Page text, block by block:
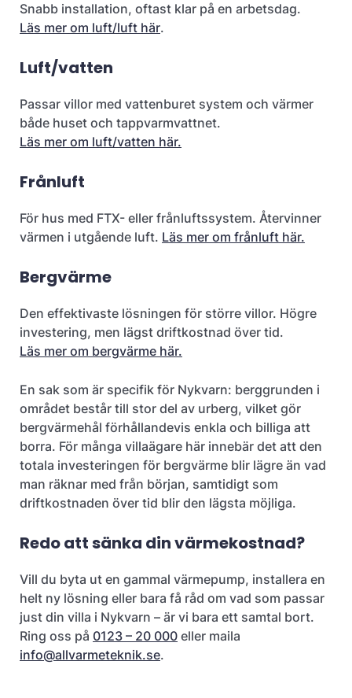
Snabb installation, oftast klar på en arbetsdag.
Läs mer om luft/luft här.
Luft/vatten
Passar villor med vattenburet system och värmer
både huset och tappvarmvattnet.
Läs mer om luft/vatten här.
Frånluft
För hus med FTX- eller frånluftssystem. Återvinner
värmen i utgående luft. Läs mer om frånluft här.
Bergvärme
Den effektivaste lösningen för större villor. Högre
investering, men lägst driftkostnad över tid.
Läs mer om bergvärme här.
En sak som är specifik för Nykvarn: berggrunden i
området består till stor del av urberg, vilket gör
bergvärmehål förhållandevis enkla och billiga att
borra. För många villaägare här innebär det att den
totala investeringen för bergvärme blir lägre än vad
man räknar med från början, samtidigt som
driftkostnaden över tid blir den lägsta möjliga.
Redo att sänka din värmekostnad?
Vill du byta ut en gammal värmepump, installera en
helt ny lösning eller bara få råd om vad som passar
just din villa i Nykvarn – är vi bara ett samtal bort.
Ring oss på 0123 – 20 000 eller maila
info@allvarmeteknik.se.